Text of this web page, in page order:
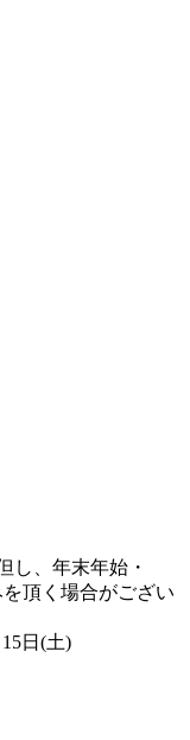
し、年末年始・
頂く場合がござい
15日(土)